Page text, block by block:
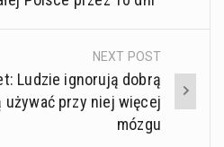
NEXT POST
Ludzie ignorują dobrą
używać przy niej więcej
mózgu